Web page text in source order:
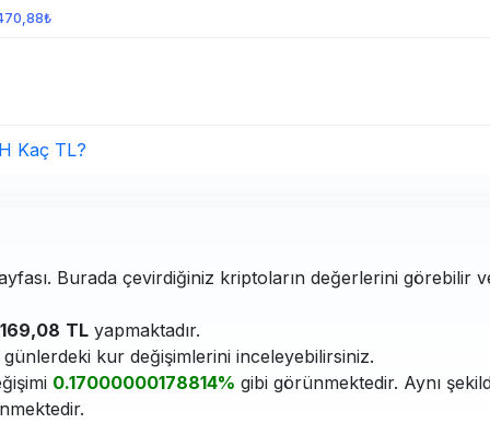
Kaç TL?
Burada çevirdiğiniz kriptoların değerlerini görebilir
169,08 TL yapmaktadır.
günlerdeki kur değişimlerini inceleyebilirsiniz.
0.17000000178814% gibi görünmektedir. Aynı